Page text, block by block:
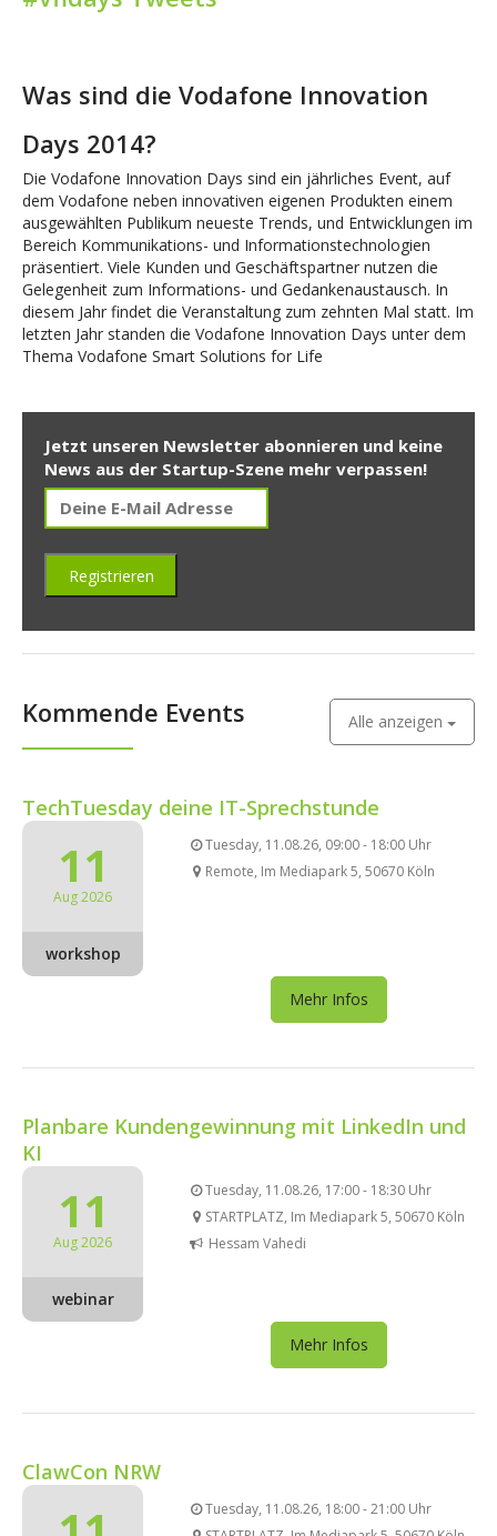
Was sind die Vodafone Innovation
Days 2014?
Die Vodafone Innovation Days sind ein jährliches Event, auf
dem Vodafone neben innovativen eigenen Produkten einem
ausgewählten Publikum neueste Trends, und Entwicklungen im
Bereich Kommunikations- und Informationstechnologien
präsentiert. Viele Kunden und Geschäftspartner nutzen die
Gelegenheit zum Informations- und Gedankenaustausch. In
diesem Jahr findet die Veranstaltung zum zehnten Mal statt. Im
letzten Jahr standen die Vodafone Innovation Days unter dem
Thema Vodafone Smart Solutions for Life
Jetzt unseren Newsletter abonnieren und keine
News aus der Startup-Szene mehr verpassen!
Kommende Events Alle anzeigen
TechTuesday deine IT-Sprechstunde
11
Aug 2026
workshop
Tuesday, 11.08.26, 09:00 - 18:00 Uhr
Remote, Im Mediapark 5, 50670 Köln
Mehr Infos
Planbare Kundengewinnung mit LinkedIn und
KI
11
Aug 2026
webinar
Tuesday, 11.08.26, 17:00 - 18:30 Uhr
STARTPLATZ, Im Mediapark 5, 50670 Köln
Hessam Vahedi
Mehr Infos
ClawCon NRW
Tuesday, 11.08.26, 18:00 - 21:00 Uhr